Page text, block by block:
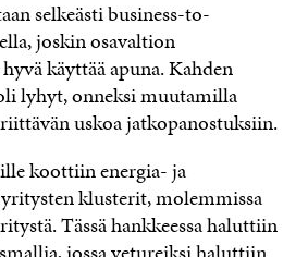
selkeästi business-to-
joskin osavaltion
käyttää apuna. Kahden
lyhyt, onneksi muutamilla
uskoa jatkopanostuksiin.
koottiin energia- ja
klusterit, molemmissa
Tässä hankkeessa haluttiin